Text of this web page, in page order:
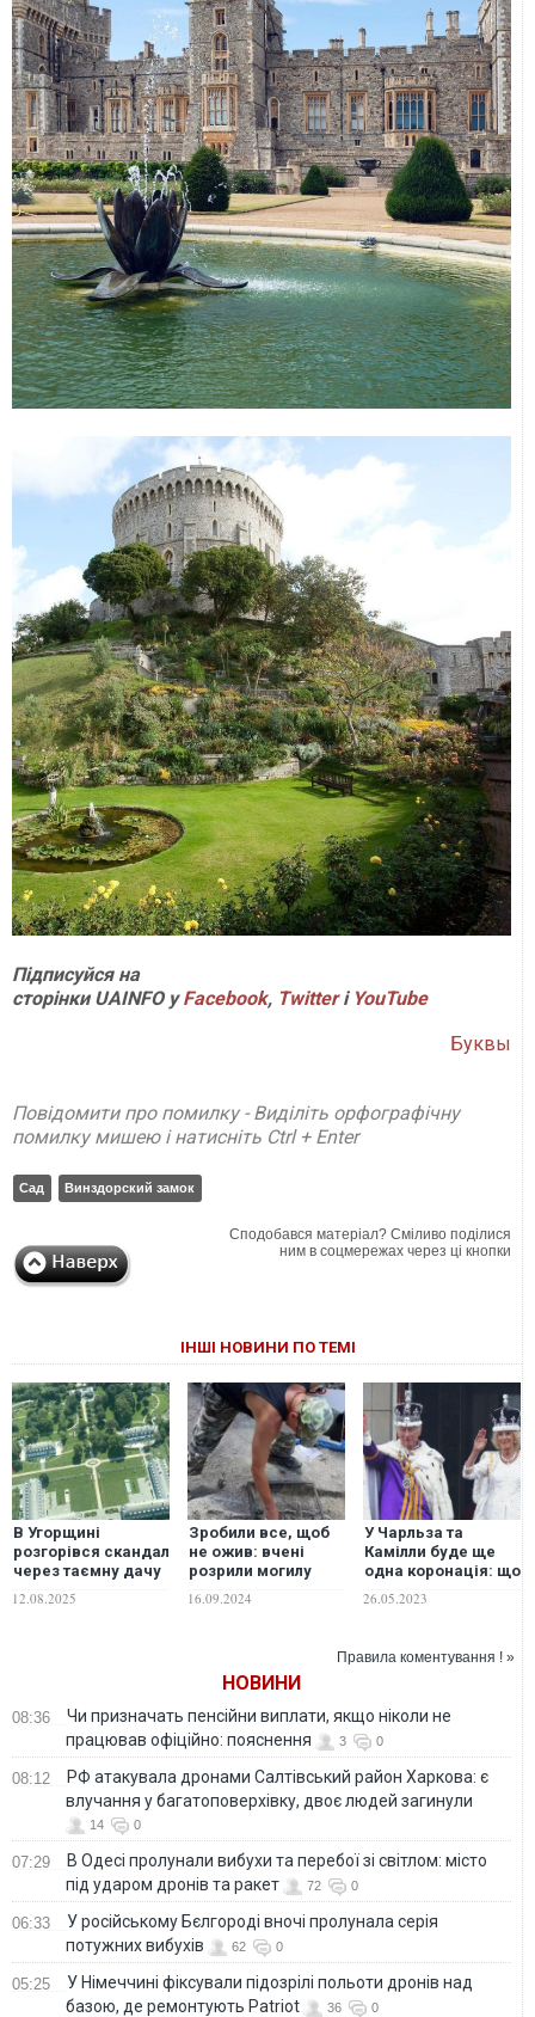
Підписуйся на
сторінки UAINFO уFacebook, Twitterі YouTube
Буквы
Повідомити про помилку - Виділіть орфографічну
помилку мишею і натисніть Ctrl + Enter
Сад Винздорский замок
Сподобався матеріал? Сміливо поділися
ним в соцмережах через ці кнопки
ІНШІ НОВИНИ ПО ТЕМІ
В Угорщині
розгорівся скандал
через таємну дачу
зебрами"
12.08.2025
Зробили все, щоб
не ожив: вчені
розрили могилу
століття
16.09.2024
У Чарльза та
Камілли буде ще
одна коронація: що
26.05.2023
Правила коментування ! »
НОВИНИ
08:36
Чи призначать пенсійни виплати, якщо ніколи не
працював офіційно: пояснення
3 0
08:12
РФ атакувала дронами Салтівський район Харкова: є
влучання у багатоповерхівку, двоє людей загинули
14 0
07:29
В Одесі пролунали вибухи та перебої зі світлом: місто
під ударом дронів та ракет
72 0
06:33
У російському Бєлгороді вночі пролунала серія
потужних вибухів
62 0
05:25
У Німеччині фіксували підозрілі польоти дронів над
базою, де ремонтують Patriot
36 0